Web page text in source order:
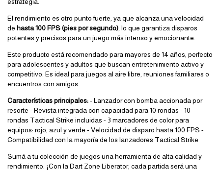
El rendimiento es otro punto fuerte, ya que alcanza una velocidad
de hasta 100 FPS (pies por segundo) , lo que garantiza disparos
potentes y precisos para un juego más intenso y emocionante.
Este producto está recomendado para mayores de 14 años, perfecto
para adolescentes y adultos que buscan entretenimiento activo y
competitivo. Es ideal para juegos al aire libre, reuniones familiares o
encuentros con amigos.
Características principales:- Lanzador con bomba accionada por
resorte - Revista integrada con capacidad para 10 rondas - 10
rondas Tactical Strike incluidas - 3 marcadores de color para
equipos: rojo, azul y verde - Velocidad de disparo hasta 100 FPS -
Compatibilidad con la mayoría de los lanzadores Tactical Strike
Sumá a tu colección de juegos una herramienta de alta calidad y
rendimiento. ¡Con la Dart Zone Liberator, cada partida será una